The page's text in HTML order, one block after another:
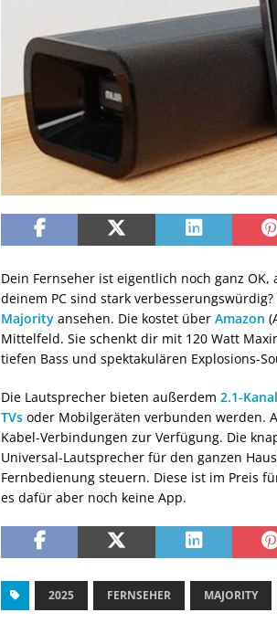
Dein Fernseher ist eigentlich noch ganz
deinem PC sind stark
Majority ansehen. Die kostet über Amazon
Mittelfeld. Sie schenkt dir mit 120 Watt
tiefen Bass und spektakulären Explosions-
Die Lautsprecher bieten außerdem 2.1-
TVs oder Mobilgeräten verbunden werden.
Kabel-Verbindungen zur Verfügung. Die
Universal-Lautsprecher für den ganzen
Fernbedienung steuern. Diese ist im Preis
es dafür aber noch keine App.
2025 FERNSEHER MAJORITY